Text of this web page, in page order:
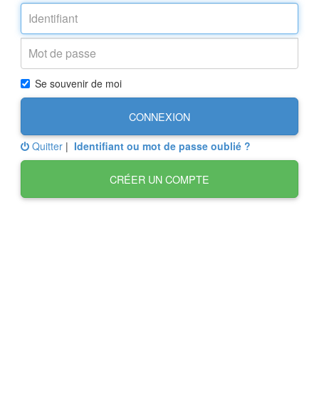
Se souvenir de moi
CONNEXION
Quitter | Identifiant ou mot de passe oublié ?
CRÉER UN COMPTE